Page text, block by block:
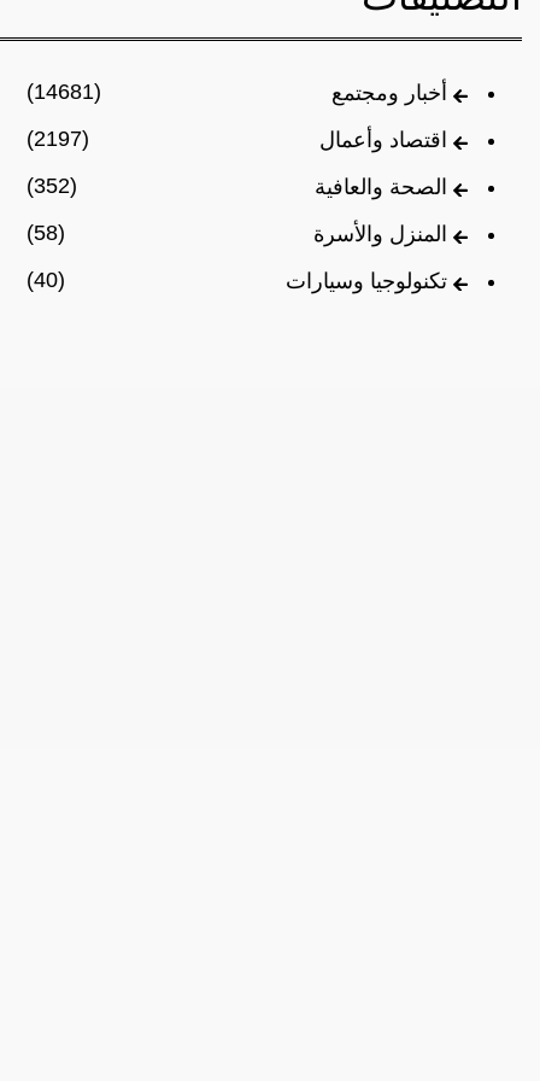
أخبار ومجتمع
(14681)
اقتصاد وأعمال
(2197)
الصحة والعافية
(352)
المنزل والأسرة
(58)
تكنولوجيا وسيارات
(40)